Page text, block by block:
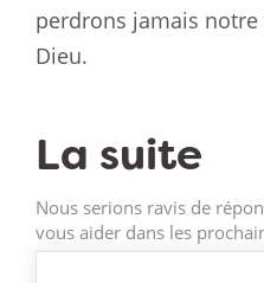
perdrons jamais notre
Dieu.
La suite
Nous serions ravis de
vous aider dans les